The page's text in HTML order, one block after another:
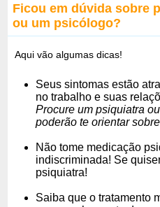
Ficou em dúvida sobre
ou um psicólogo?
Aqui vão algumas dicas!
Seus sintomas estão
no trabalho e suas
Procure um psiquiatra
poderão te orientar
Não tome medicação
indiscriminada! Se
psiquiatra!
Saiba que o tratamento